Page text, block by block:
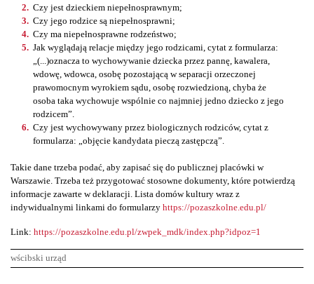
Czy jest dzieckiem niepełnosprawnym;
Czy jego rodzice są niepełnosprawni;
Czy ma niepełnosprawne rodzeństwo;
Jak wyglądają relacje między jego rodzicami, cytat z formularza:
„(...)oznacza to wychowywanie dziecka przez pannę, kawalera,
wdowę, wdowca, osobę pozostającą w separacji orzeczonej
prawomocnym wyrokiem sądu, osobę rozwiedzioną, chyba że
osoba taka wychowuje wspólnie co najmniej jedno dziecko z jego
rodzicem”.
Czy jest wychowywany przez biologicznych rodziców, cytat z
formularza: „objęcie kandydata pieczą zastępczą”.
Takie dane trzeba podać, aby zapisać się do publicznej placówki w
Warszawie. Trzeba też przygotować stosowne dokumenty, które potwierdzą
informacje zawarte w deklaracji. Lista domów kultury wraz z
indywidualnymi linkami do formularzy https://pozaszkolne.edu.pl/
Link: https://pozaszkolne.edu.pl/zwpek_mdk/index.php?idpoz=1
wścibski urząd